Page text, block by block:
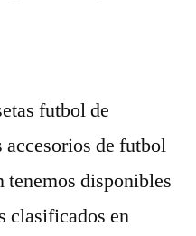
futbol de
accesorios de futbol
tenemos disponibles
clasificados en